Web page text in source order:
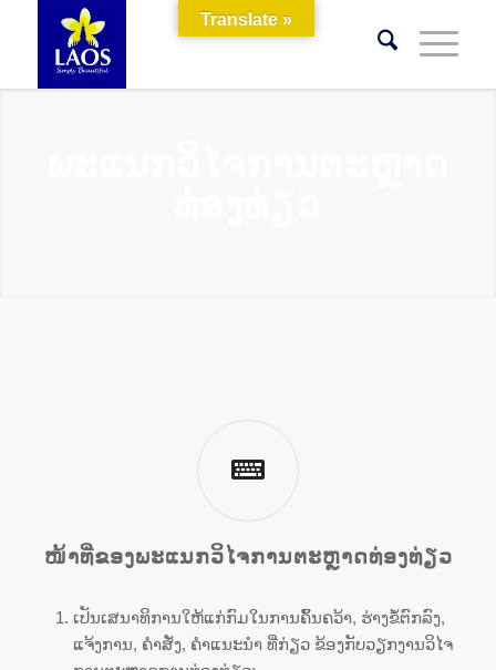
ໜ້າທີ່ຂອງພະແນກວິໄຈການຕະຫຼາດທ່ອງທ່ຽວ
ເປັນເສນາທິການໃຫ້ແກ່ກົມໃນການຄົ້ນຄວ້າ, ຮ່າງຂໍ້ຕົກລົງ,
ແຈ້ງການ, ຄໍາສັ່ງ, ຄໍາແນະນໍາ ທີ່ກ່ຽວ ຂ້ອງກັບວຽກງານວິໄຈ
Translate »